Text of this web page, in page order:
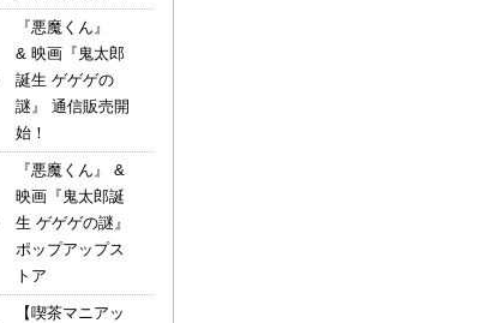
『悪魔くん』
& 映画『鬼太郎
誕生 ゲゲゲの
謎』 通信販売開
始！
『悪魔くん』 &
映画『鬼太郎誕
生 ゲゲゲの謎』
ポップアップス
トア
【喫茶マニアッ